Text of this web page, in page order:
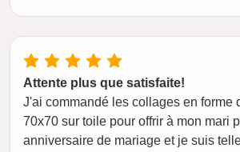
Attente plus que satisfaite!
J'ai commandé les collages en
70x70 sur toile pour offrir à mon mari
anniversaire de mariage et je suis